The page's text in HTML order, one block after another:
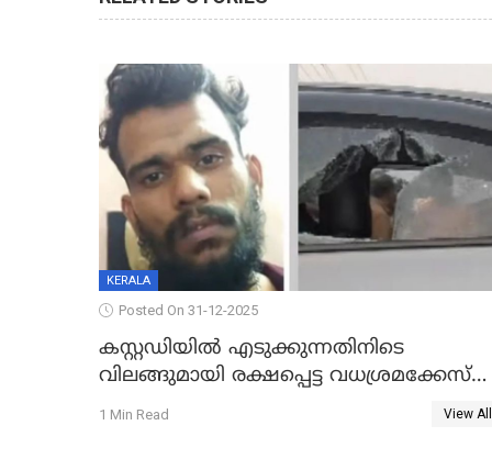
KERALA
Posted On 31-12-2025
കസ്റ്റഡിയിൽ എടുക്കുന്നതിനിടെ
വിലങ്ങുമായി രക്ഷപ്പെട്ട വധശ്രമക്കേസ്
പ്രതി പിടിയിൽ
1 Min Read View All